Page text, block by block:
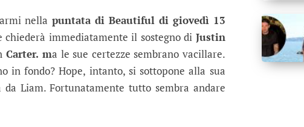
puntata giovedì 13 giugno 2019: i dubbi
non sembra più così sicura di voler andare avanti contro
nella puntata di Beautiful di giovedì 13
chiederà immediatamente il sostegno di Justin
Carter. ma le sue certezze sembrano vacillare.
in fondo? Hope, intanto, si sottopone alla sua
da Liam. Fortunatamente tutto sembra andare